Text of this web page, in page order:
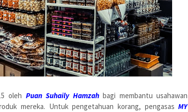
oleh Puan Suhaily Hamzahbagi membantu usahawan
mereka. Untuk pengetahuan korang, pengasasMY